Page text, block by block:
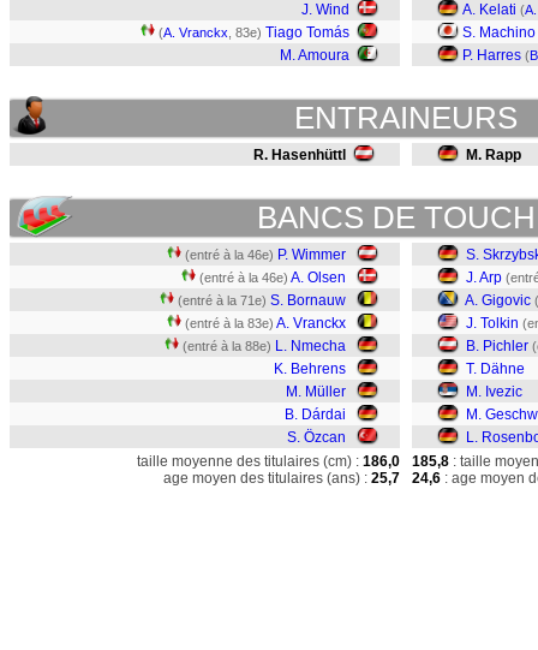
J. Wind
(A. Vranckx , 83e) Tiago Tomás
M. Amoura
A. Kelati (
S. Machino
P. Harres (
ENTRAINEURS
R. Hasenhüttl M. Rapp
BANCS DE
(entré à la 46e) P. Wimmer
(entré à la 46e) A. Olsen
(entré à la 71e) S. Bornauw
(entré à la 83e) A. Vranckx
(entré à la 88e) L. Nmecha
K. Behrens
M. Müller
B. Dárdai
S. Özcan
S.
J. Arp
A. Gigovic
J. Tolkin
B. Pichler
T. Dähne
M. Ivezic
M.
L.
taille moyenne des titulaires (cm) : 186,0
age moyen des titulaires (ans) : 25,7
185,8 : taille
24,6 : age moyen